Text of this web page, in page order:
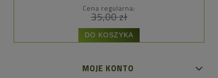
Cena regularna:
35,00 zł
DO KOSZYKA
MOJE KONTO